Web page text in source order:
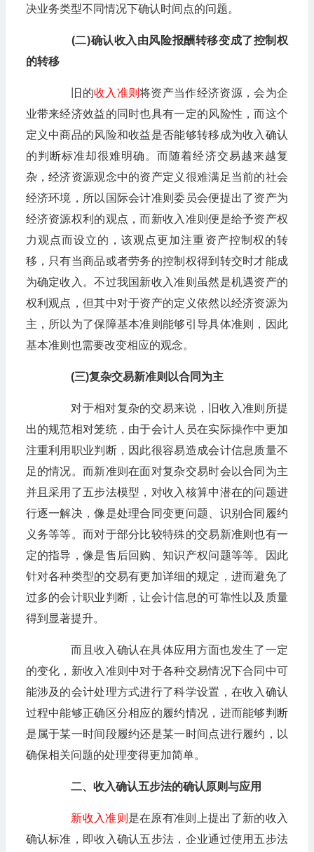
决业务类型不同情况下确认时间点的问题。
(二)确认收入由风险报酬转移变成了控制权
的转移
旧的收入准则将资产当作经济资源，会为企
业带来经济效益的同时也具有一定的风险性，而这个
定义中商品的风险和收益是否能够转移成为收入确认
的判断标准却很难明确。而随着经济交易越来越复
杂，经济资源观念中的资产定义很难满足当前的社会
经济环境，所以国际会计准则委员会便提出了资产为
经济资源权利的观点，而新收入准则便是给予资产权
力观点而设立的，该观点更加注重资产控制权的转
移，只有当商品或者劳务的控制权得到转交时才能成
为确定收入。不过我国新收入准则虽然是机遇资产的
权利观点，但其中对于资产的定义依然以经济资源为
主，所以为了保障基本准则能够引导具体准则，因此
基本准则也需要改变相应的观念。
(三)复杂交易新准则以合同为主
对于相对复杂的交易来说，旧收入准则所提
出的规范相对笼统，由于会计人员在实际操作中更加
注重利用职业判断，因此很容易造成会计信息质量不
足的情况。而新准则在面对复杂交易时会以合同为主
并且采用了五步法模型，对收入核算中潜在的问题进
行逐一解决，像是处理合同变更问题、识别合同履约
义务等等。而对于部分比较特殊的交易新准则也有一
定的指导，像是售后回购、知识产权问题等等。因此
针对各种类型的交易有更加详细的规定，进而避免了
过多的会计职业判断，让会计信息的可靠性以及质量
得到显著提升。
而且收入确认在具体应用方面也发生了一定
的变化，新收入准则中对于各种交易情况下合同中可
能涉及的会计处理方式进行了科学设置，在收入确认
过程中能够正确区分相应的履约情况，进而能够判断
是属于某一时间段履约还是某一时间点进行履约，以
确保相关问题的处理变得更加简单。
二、收入确认五步法的确认原则与应用
新收入准则 是在原有准则上提出了新的收入
确认标准，即收入确认五步法，企业通过使用五步法